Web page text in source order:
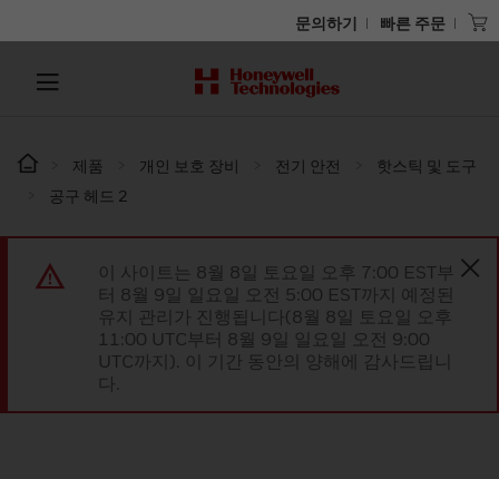
문의하기 빠른 주문
제품 개인 보호 장비 전기 안전
핫스틱 및 도구
공구 헤드 2
이 사이트는 8월 8일 토요일 오후 7:00 EST부
터 8월 9일 일요일 오전 5:00 EST까지 예정된
유지 관리가 진행됩니다(8월 8일 토요일 오후
11:00 UTC부터 8월 9일 일요일 오전 9:00
UTC까지). 이 기간 동안의 양해에 감사드립니
다.